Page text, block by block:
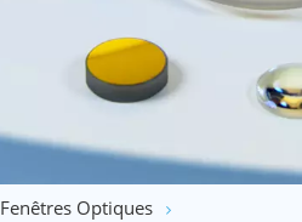
Fenêtres Optiques